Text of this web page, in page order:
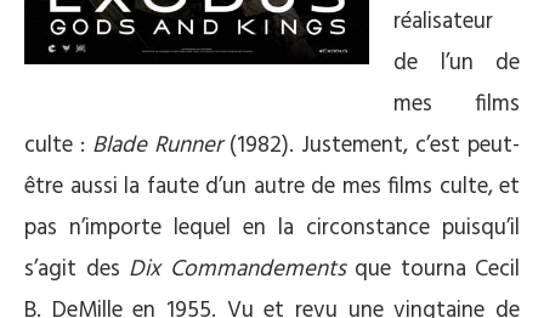
réalisateur
de l’un de
mes films
culte : Blade Runner(1982). Justement, c’est peut-
être aussi la faute d’un autre de mes films culte, et
pas n’importe lequel en la circonstance puisqu’il
s’agit des Dix Commandementsque tourna Cecil
B. DeMille en 1955. Vu et revu une vingtaine de